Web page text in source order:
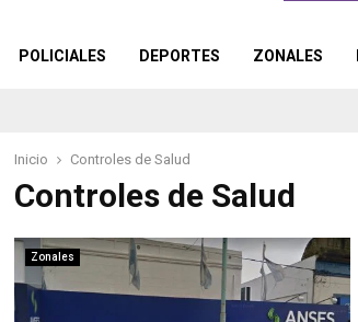
POLICIALES DEPORTES ZONALES
Inicio Controles de Salud
Controles de Salud
Zonales